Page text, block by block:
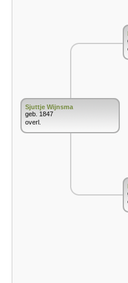
Sjuttje Wijnsma
geb. 1847
overl.